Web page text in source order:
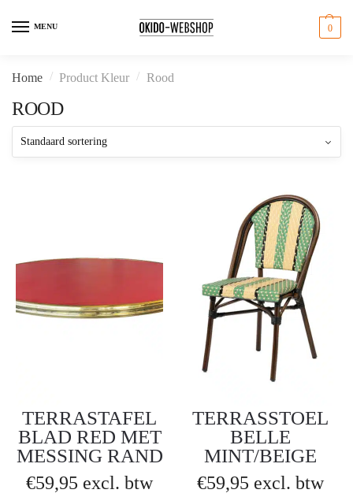
MENU 0
Home / Product Kleur / Rood
ROOD
TERRASTAFEL
BLAD RED MET
MESSING RAND
€59,95 excl. btw
TERRASSTOEL
BELLE
MINT/BEIGE
€59,95 excl. btw